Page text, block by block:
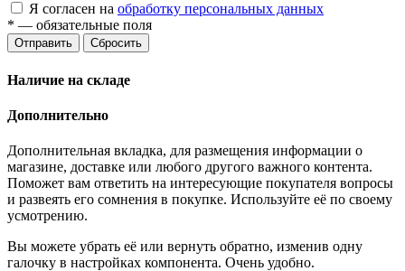
Я согласен на обработку персональных данных
* — обязательные поля
Отправить Сбросить
Наличие на складе
Дополнительно
Дополнительная вкладка, для размещения информации о
магазине, доставке или любого другого важного контента.
Поможет вам ответить на интересующие покупателя вопросы
и развеять его сомнения в покупке. Используйте её по своему
усмотрению.
Вы можете убрать её или вернуть обратно, изменив одну
галочку в настройках компонента. Очень удобно.